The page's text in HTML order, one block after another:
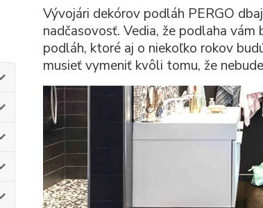
Vývojári dekórov podláh PERGO
nadčasovosť. Vedia, že podlaha
podláh, ktoré aj o niekoľko rokov
musieť vymeniť kvôli tomu, že